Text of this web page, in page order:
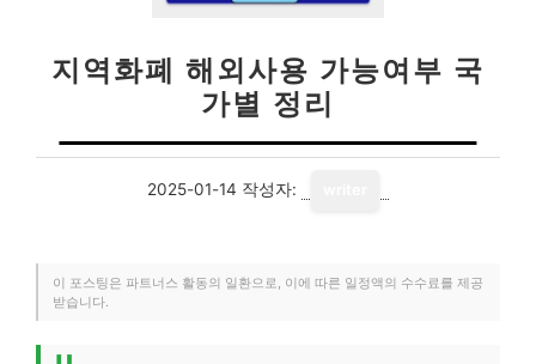
지역화폐 해외사용 가능여부 국
가별 정리
2025-01-14 작성자:
이 포스팅은 파트너스 활동의 일환으로, 이에 따른 일정액의 수수료를 제공
받습니다.